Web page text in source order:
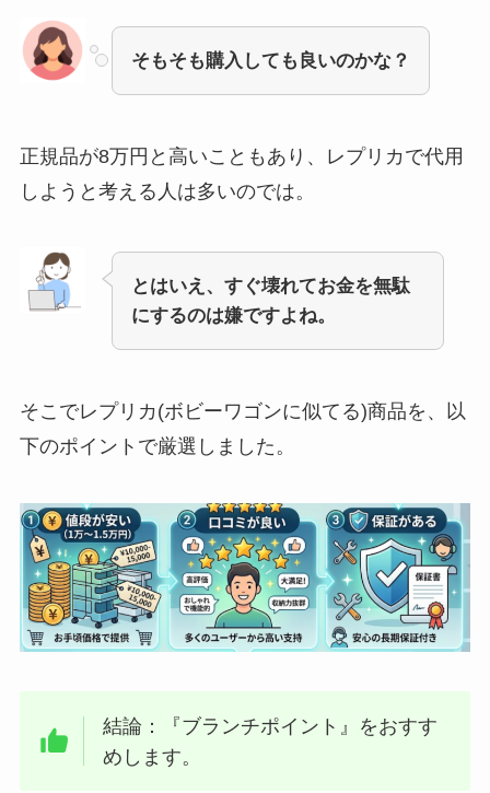
そもそも購入しても良いのかな？
正規品が8万円と高いこともあり、レプリカで代用
しようと考える人は多いのでは。
とはいえ、すぐ壊れてお金を無駄
にするのは嫌ですよね。
そこでレプリカ(ボビーワゴンに似てる)商品を、以
下のポイントで厳選しました。
結論：『ブランチポイント』をおすす
めします。